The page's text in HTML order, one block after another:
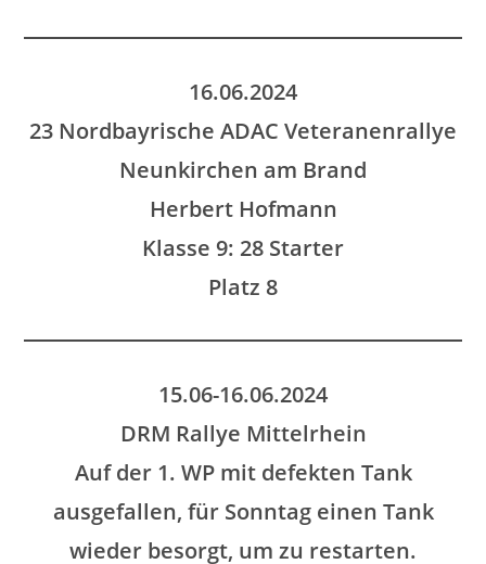
16.06.2024
23 Nordbayrische ADAC Veteranenrallye
Neunkirchen am Brand
Herbert Hofmann
Klasse 9: 28 Starter
Platz 8
15.06-16.06.2024
DRM Rallye Mittelrhein
Auf der 1. WP mit defekten Tank
ausgefallen, für Sonntag einen Tank
wieder besorgt, um zu restarten.